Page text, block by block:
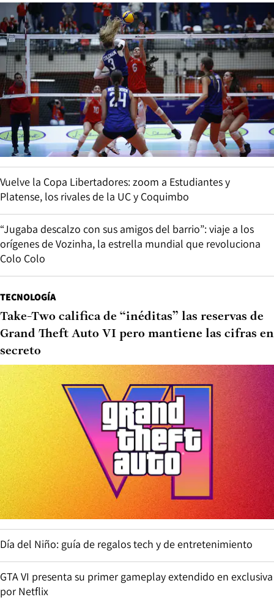
Vuelve la Copa Libertadores: zoom a Estudiantes y
Platense, los rivales de la UC y Coquimbo
“Jugaba descalzo con sus amigos del barrio”: viaje a los
orígenes de Vozinha, la estrella mundial que revoluciona
Colo Colo
TECNOLOGÍA
Take-Two califica de “inéditas” las reservas de
Grand Theft Auto VI pero mantiene las cifras en
secreto
Día del Niño: guía de regalos tech y de entretenimiento
GTA VI presenta su primer gameplay extendido en exclusiva
por Netflix